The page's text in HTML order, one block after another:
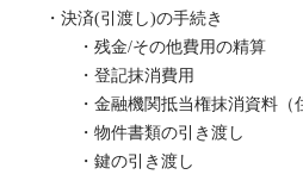
・決済(引渡し)の手続き
・残金/その他費用の精算
・登記抹消費用
・金融機関抵当権抹消資料（住
・物件書類の引き渡し
・鍵の引き渡し